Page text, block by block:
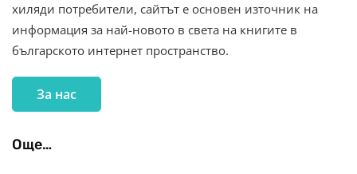
хиляди потребители, сайтът е основен източник на
информация за най-новото в света на книгите в
българското интернет пространство.
За нас
Още…